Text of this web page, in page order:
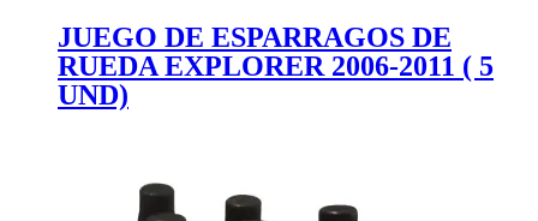
JUEGO DE ESPARRAGOS DE
RUEDA EXPLORER 2006-2011 ( 5
UND)